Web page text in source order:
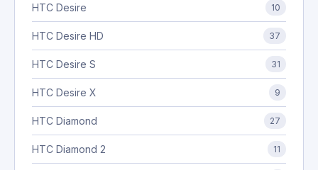
HTC Desire 10
HTC Desire HD 37
HTC Desire S 31
HTC Desire X 9
HTC Diamond 27
HTC Diamond 2 11